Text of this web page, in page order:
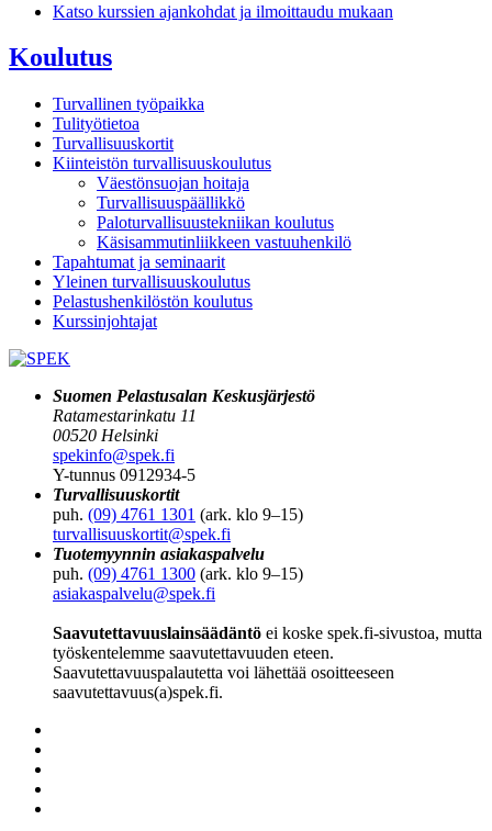
Katso kurssien ajankohdat ja ilmoittaudu mukaan
Koulutus
Turvallinen työpaikka
Tulityötietoa
Turvallisuuskortit
Kiinteistön turvallisuuskoulutus
Väestönsuojan hoitaja
Turvallisuuspäällikkö
Paloturvallisuustekniikan koulutus
Käsisammutinliikkeen vastuuhenkilö
Tapahtumat ja seminaarit
Yleinen turvallisuuskoulutus
Pelastushenkilöstön koulutus
Kurssinjohtajat
Suomen Pelastusalan Keskusjärjestö
Ratamestarinkatu 11
00520 Helsinki
spekinfo@spek.fi
Y-tunnus 0912934-5
Turvallisuuskortit
puh. (09) 4761 1301 (ark. klo 9–15)
turvallisuuskortit@spek.fi
Tuotemyynnin asiakaspalvelu
puh. (09) 4761 1300 (ark. klo 9–15)
asiakaspalvelu@spek.fi
Saavutettavuuslainsäädäntö ei koske spek.fi-sivustoa, mutta
työskentelemme saavutettavuuden eteen.
Saavutettavuuspalautetta voi lähettää osoitteeseen
saavutettavuus(a)spek.fi.